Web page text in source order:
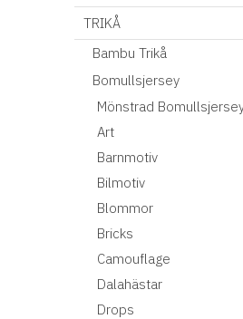
TRIKÅ
Bambu Trikå
Bomullsjersey
Mönstrad
Art
Barnmotiv
Bilmotiv
Blommor
Bricks
Camouflage
Dalahästar
Drops